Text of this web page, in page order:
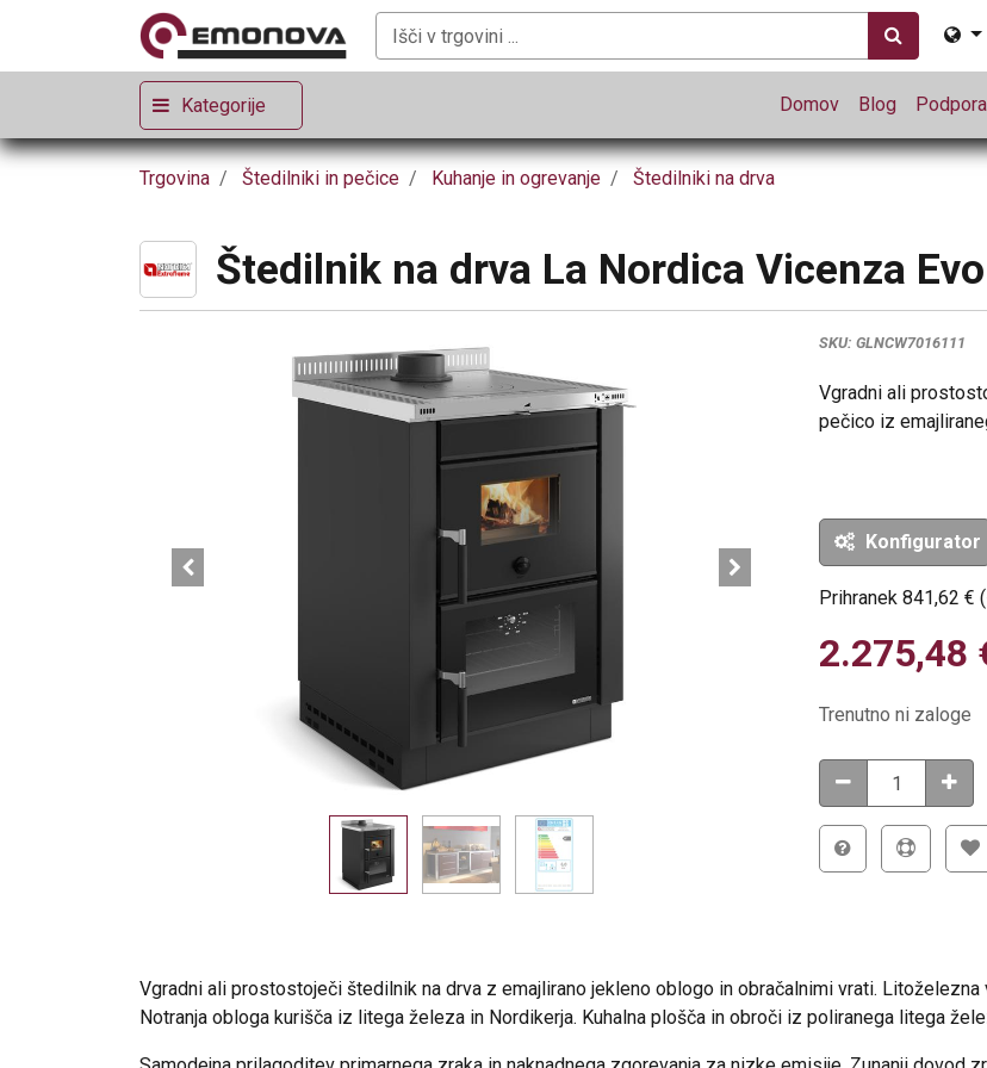
Kategorije Domov Blog Podpora
Trgovina Štedilniki in pečice Kuhanje in ogrevanje Štedilniki na drva
Štedilnik na drva La Nordica Vicenza Evo
SKU: GLNCW7016111
Vgradni ali
pečico iz
Konfigurator
Prihranek 841,62 €
2.275,48
Trenutno ni zaloge
Vgradni ali prostostoječi štedilnik na drva z emajlirano jekleno oblogo in obračalnimi vrati.
Notranja obloga kurišča iz litega železa in Nordikerja. Kuhalna plošča in obroči iz poliranega litega